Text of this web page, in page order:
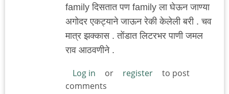
family दिसतात पण family ला घेऊन जाण्या
अगोदर एकट्याने जाऊन रेकी केलेली बरी . चव
मात्र झक्कास . तोंडात लिटरभर पाणी जमल
राव आठवणीने .
Log in or register
to post
comments